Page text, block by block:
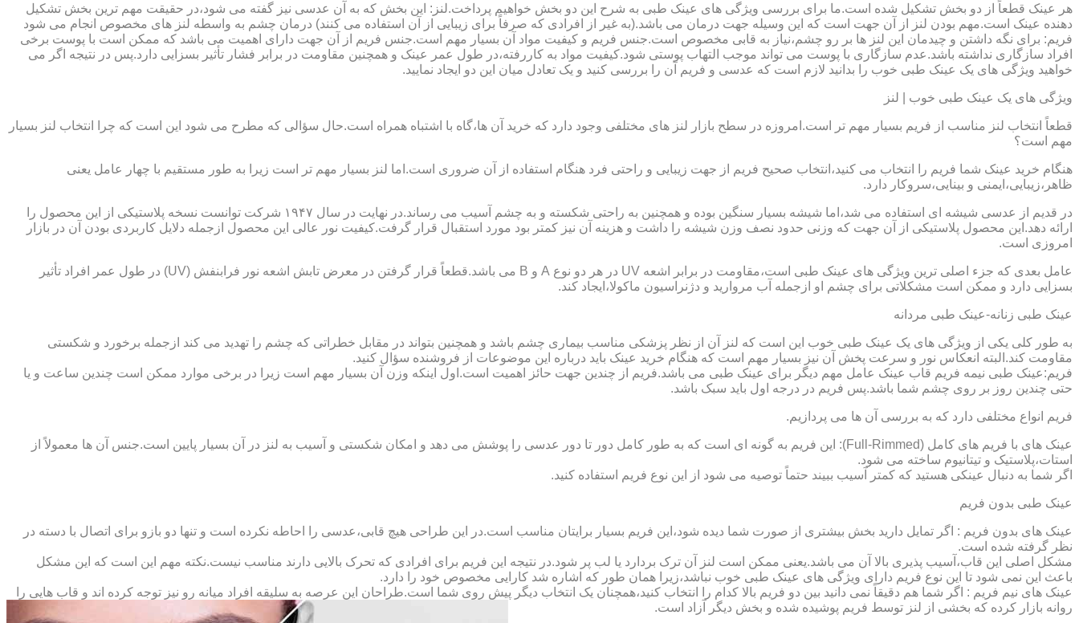
هر عینک قطعاً از دو بخش تشکیل شده است.ما برای بررسی ویژگی های عینک طبی به شرح این دو بخش خواهیم پرداخت.لنز: این بخش که به آن عدسی نیز گفته می شود،در حقیقت مهم ترین بخش تشکیل
دهنده عینک است.مهم بودن لنز از آن جهت است که این وسیله جهت درمان می باشد.(به غیر از افرادی که صرفاً برای زیبایی از آن استفاده می کنند) درمان چشم به واسطه لنز های مخصوص انجام می شود
فریم: برای نگه داشتن و چیدمان این لنز ها بر رو چشم،نیاز به قابی مخصوص است.جنس فریم و کیفیت مواد آن بسیار مهم است.جنس فریم از آن جهت دارای اهمیت می باشد که ممکن است با پوست برخی
افراد سازگاری نداشته باشد.عدم سازگاری با پوست می تواند موجب التهاب پوستی شود.کیفیت مواد به کاررفته،در طول عمر عینک و همچنین مقاومت در برابر فشار تأثیر بسزایی دارد.پس در نتیجه اگر می
خواهید ویژگی های یک عینک طبی خوب را بدانید لازم است که عدسی و فریم آن را بررسی کنید و یک تعادل میان این دو ایجاد نمایید.
ویژگی های یک عینک طبی خوب | لنز
قطعاً انتخاب لنز مناسب از فریم بسیار مهم تر است.امروزه در سطح بازار لنز های مختلفی وجود دارد که خرید آن ها،گاه با اشتباه همراه است.حال سؤالی که مطرح می شود این است که چرا انتخاب لنز بسیار
مهم است؟
هنگام خرید عینک شما فریم را انتخاب می کنید،انتخاب صحیح فریم از جهت زیبایی و راحتی فرد هنگام استفاده از آن ضروری است.اما لنز بسیار مهم تر است زیرا به طور مستقیم با چهار عامل یعنی
ظاهر،زیبایی،ایمنی و بینایی،سروکار دارد.
در قدیم از عدسی شیشه ای استفاده می شد،اما شیشه بسیار سنگین بوده و همچنین به راحتی شکسته و به چشم آسیب می رساند.در نهایت در سال ۱۹۴۷ شرکت توانست نسخه پلاستیکی از این محصول را
ارائه دهد.این محصول پلاستیکی از آن جهت که وزنی حدود نصف وزن شیشه را داشت و هزینه آن نیز کمتر بود مورد استقبال قرار گرفت.کیفیت نور عالی این محصول ازجمله دلایل کاربردی بودن آن در بازار
امروزی است.
عامل بعدی که جزء اصلی ترین ویژگی های عینک طبی است،مقاومت در برابر اشعه UV در هر دو نوع A و B می باشد.قطعاً قرار گرفتن در معرض تابش اشعه نور فرابنفش (UV) در طول عمر افراد تأثیر
بسزایی دارد و ممکن است مشکلاتی برای چشم او ازجمله آب مروارید و دژنراسیون ماکولا،ایجاد کند.
عینک طبی زنانه-عینک طبی مردانه
به طور کلی یکی از ویژگی های یک عینک طبی خوب این است که لنز آن از نظر پزشکی مناسب بیماری چشم باشد و همچنین بتواند در مقابل خطراتی که چشم را تهدید می کند ازجمله برخورد و شکستی
مقاومت کند.البته انعکاس نور و سرعت پخش آن نیز بسیار مهم است که هنگام خرید عینک باید درباره این موضوعات از فروشنده سؤال کنید.
فریم:عینک طبی نیمه فریم قاب عینک عامل مهم دیگر برای عینک طبی می باشد.فریم از چندین جهت حائز اهمیت است.اول اینکه وزن آن بسیار مهم است زیرا در برخی موارد ممکن است چندین ساعت و یا
حتی چندین روز بر روی چشم شما باشد.پس فریم در درجه اول باید سبک باشد.
فریم انواع مختلفی دارد که به بررسی آن ها می پردازیم.
عینک های با فریم های کامل (Full-Rimmed): این فریم به گونه ای است که به طور کامل دور تا دور عدسی را پوشش می دهد و امکان شکستی و آسیب به لنز در آن بسیار پایین است.جنس آن ها معمولاً از
استات،پلاستیک و تیتانیوم ساخته می شود.
اگر شما به دنبال عینکی هستید که کمتر آسیب ببیند حتماً توصیه می شود از این نوع فریم استفاده کنید.
عینک طبی بدون فریم
عینک های بدون فریم : اگر تمایل دارید بخش بیشتری از صورت شما دیده شود،این فریم بسیار برایتان مناسب است.در این طراحی هیچ قابی،عدسی را احاطه نکرده است و تنها دو بازو برای اتصال با دسته در
نظر گرفته شده است.
مشکل اصلی این قاب،آسیب پذیری بالا آن می باشد.یعنی ممکن است لنز آن ترک بردارد یا لب پر شود.در نتیجه این فریم برای افرادی که تحرک بالایی دارند مناسب نیست.نکته مهم این است که این مشکل
باعث این نمی شود تا این نوع فریم دارای ویژگی های عینک طبی خوب نباشد،زیرا همان طور که اشاره شد کارایی مخصوص خود را دارد.
عینک های نیم فریم : اگر شما هم دقیقاً نمی دانید بین دو فریم بالا کدام را انتخاب کنید،همچنان یک انتخاب دیگر پیش روی شما است.طراحان این عرصه به سلیقه افراد میانه رو نیز توجه کرده اند و قاب هایی را
روانه بازار کرده که بخشی از لنز توسط فریم پوشیده شده و بخش دیگر آزاد است.